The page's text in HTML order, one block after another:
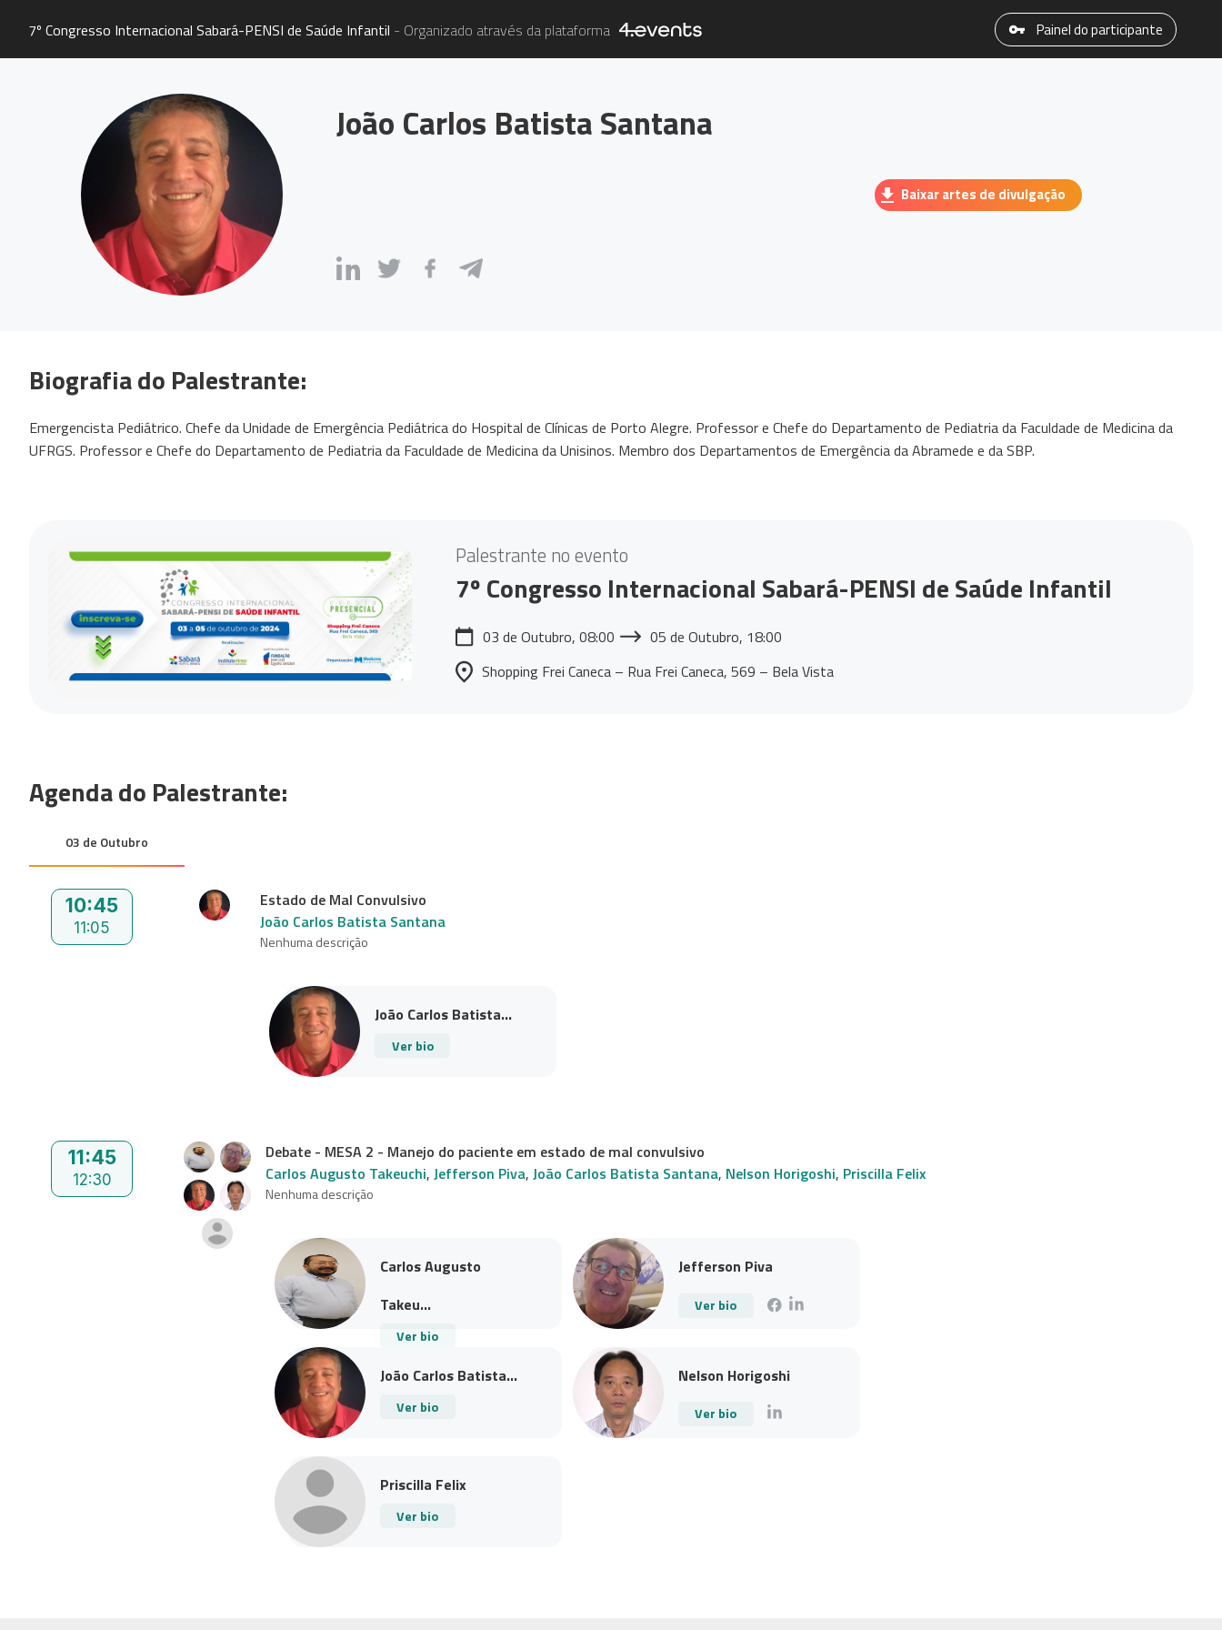
7º Congresso Internacional Sabará-PENSI de Saúde Infantil - Organizado através da plataforma Painel do participante
João Carlos Batista Santana
Baixar artes de divulgação
Biografia do Palestrante:
Emergencista Pediátrico. Chefe da Unidade de Emergência Pediátrica do Hospital de Clínicas de Porto Alegre. Professor e Chefe do Departamento de Pediatria da Faculdade de Medicina da
UFRGS. Professor e Chefe do Departamento de Pediatria da Faculdade de Medicina da Unisinos. Membro dos Departamentos de Emergência da Abramede e da SBP.
Palestrante no evento
7º Congresso Internacional Sabará-PENSI de Saúde Infantil
03 de Outubro, 08:00
05 de Outubro, 18:00
Shopping Frei Caneca – Rua Frei Caneca, 569 – Bela Vista
Agenda do Palestrante:
03 de Outubro
10:45
11:05
Estado de Mal Convulsivo
João Carlos Batista Santana
Nenhuma descrição
João Carlos Batista...
Ver bio
11:45
12:30
Debate - MESA 2 - Manejo do paciente em estado de mal convulsivo
Carlos Augusto Takeuchi, Jefferson Piva, João Carlos Batista Santana, Nelson Horigoshi, Priscilla Felix
Nenhuma descrição
Carlos Augusto
Takeu...
Ver bio
Jefferson Piva
Ver bio
João Carlos Batista...
Ver bio
Nelson Horigoshi
Ver bio
Priscilla Felix
Ver bio